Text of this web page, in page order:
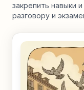
закрепить навыки
разговору и